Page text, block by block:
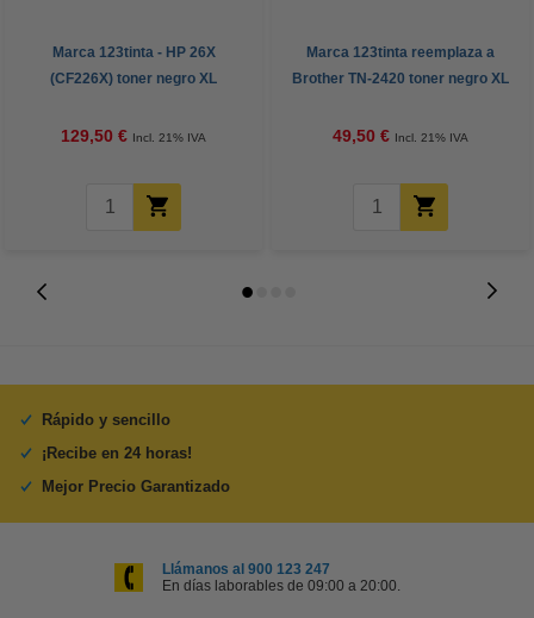
Marca 123tinta - HP 26X
(CF226X) toner negro XL
129,50 € Incl. 21% IVA
Marca 123tinta reemplaza a
Brother TN-2420 toner negro XL
49,50 € Incl. 21% IVA
Rápido y sencillo
¡Recibe en 24 horas!
Mejor Precio Garantizado
Llámanos al 900 123 247
En días laborables de 09:00 a 20:00.